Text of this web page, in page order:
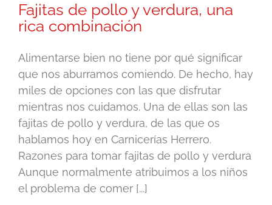
Fajitas de pollo y verdura, una
rica combinación
Alimentarse bien no tiene por qué significar
que nos aburramos comiendo. De hecho, hay
miles de opciones con las que disfrutar
mientras nos cuidamos. Una de ellas son las
fajitas de pollo y verdura, de las que os
hablamos hoy en Carnicerías Herrero.
Razones para tomar fajitas de pollo y verdura
Aunque normalmente atribuimos a los niños
el problema de comer [...]